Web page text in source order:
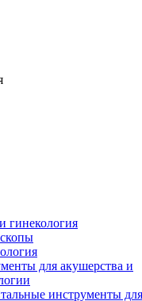
гинекология
для акушерства и
инструменты для